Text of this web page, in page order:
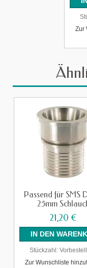
Zur
Passend für SMS
25mm
21,20 €
Stückzahl:
Zur Wunschliste